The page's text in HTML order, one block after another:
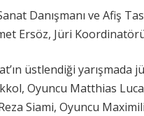
Danışmanı ve Afiş
Ersöz, Jüri
üstlendiği yarışmada
Oyuncu Matthias
Siami, Oyuncu